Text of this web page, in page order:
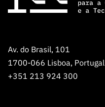
Av. do Brasil, 101
1700-066 Lisboa, Portugal
+351 213 924 300